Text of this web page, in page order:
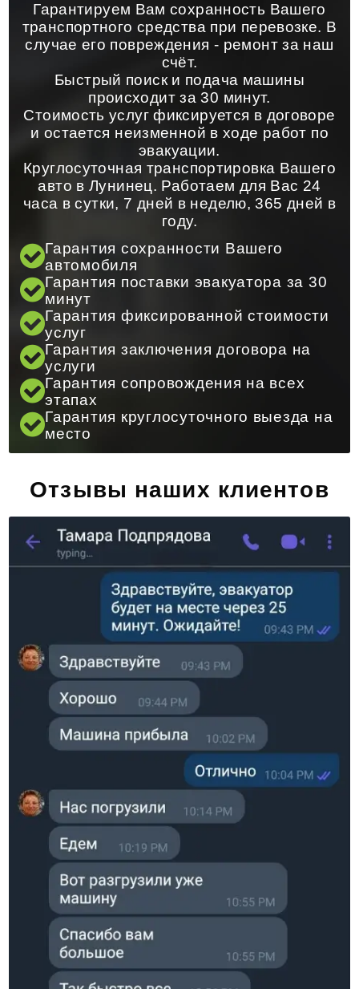
Гарантируем Вам сохранность Вашего
транспортного средства при перевозке. В
случае его повреждения - ремонт за наш
счёт.
Быстрый поиск и подача машины
происходит за 30 минут.
Стоимость услуг фиксируется в договоре
и остается неизменной в ходе работ по
эвакуации.
Круглосуточная транспортировка Вашего
авто в Лунинец. Работаем для Вас 24
часа в сутки, 7 дней в неделю, 365 дней в
году.
Гарантия сохранности Вашего
автомобиля
Гарантия поставки эвакуатора за 30
минут
Гарантия фиксированной стоимости
услуг
Гарантия заключения договора на
услуги
Гарантия сопровождения на всех
этапах
Гарантия круглосуточного выезда на
место
Отзывы наших клиентов